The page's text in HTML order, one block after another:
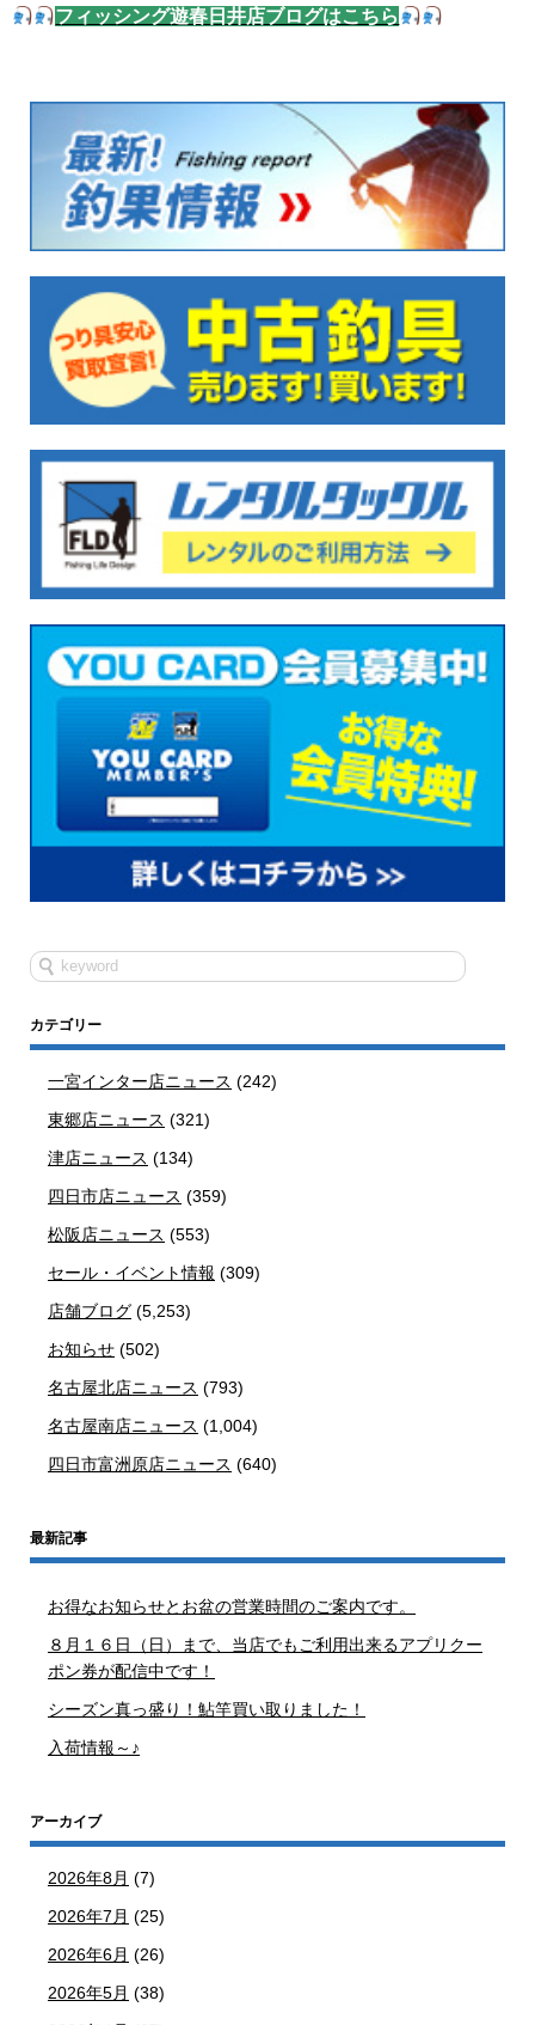
フィッシング遊春日井店ブログはこちら
カテゴリー
一宮インター店ニュース (242)
東郷店ニュース (321)
津店ニュース (134)
四日市店ニュース (359)
松阪店ニュース (553)
セール・イベント情報 (309)
店舗ブログ (5,253)
お知らせ (502)
名古屋北店ニュース (793)
名古屋南店ニュース (1,004)
四日市富洲原店ニュース (640)
最新記事
お得なお知らせとお盆の営業時間のご案内です。
８月１６日（日）まで、当店でもご利用出来るアプリクー
ポン券が配信中です！
シーズン真っ盛り！鮎竿買い取りました！
入荷情報～♪
アーカイブ
2026年8月 (7)
2026年7月 (25)
2026年6月 (26)
2026年5月 (38)